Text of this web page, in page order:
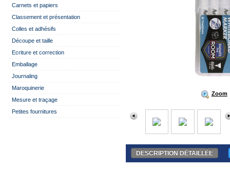
Carnets et papiers
Classement et présentation
Colles et adhésifs
Découpe et taille
Ecriture et correction
Emballage
Journaling
Maroquinerie
Mesure et traçage
Petites fournitures
Zoom
DESCRIPTION DÉTAILLÉE